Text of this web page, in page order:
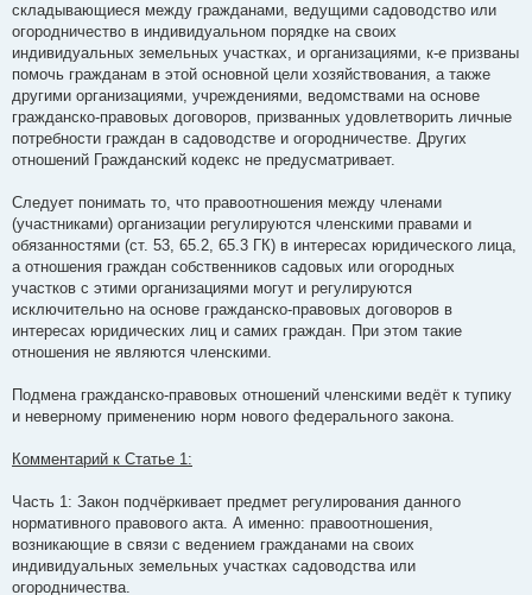
складывающиеся между гражданами, ведущими садоводство или
огородничество в индивидуальном порядке на своих
индивидуальных земельных участках, и организациями, к-е призваны
помочь гражданам в этой основной цели хозяйствования, а также
другими организациями, учреждениями, ведомствами на основе
гражданско-правовых договоров, призванных удовлетворить личные
потребности граждан в садоводстве и огородничестве. Других
отношений Гражданский кодекс не предусматривает.
Следует понимать то, что правоотношения между членами
(участниками) организации регулируются членскими правами и
обязанностями (ст. 53, 65.2, 65.3 ГК) в интересах юридического лица,
а отношения граждан собственников садовых или огородных
участков с этими организациями могут и регулируются
исключительно на основе гражданско-правовых договоров в
интересах юридических лиц и самих граждан. При этом такие
отношения не являются членскими.
Подмена гражданско-правовых отношений членскими ведёт к тупику
и неверному применению норм нового федерального закона.
Комментарий к Статье 1:
Часть 1: Закон подчёркивает предмет регулирования данного
нормативного правового акта. А именно: правоотношения,
возникающие в связи с ведением гражданами на своих
индивидуальных земельных участках садоводства или
огородничества.